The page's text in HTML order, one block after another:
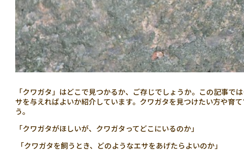
「クワガタ」はどこで見つかるか、ご存じでしょうか。この記事
サを与えればよいか紹介しています。クワガタを見つけたい方や育
う。
「クワガタがほしいが、クワガタってどこにいるのか」
「クワガタを飼うとき、どのようなエサをあげたらよいのか」